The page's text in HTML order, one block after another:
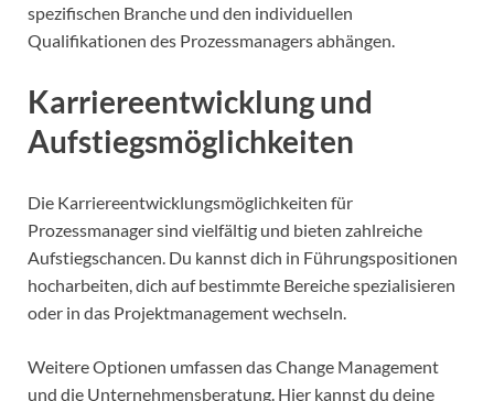
spezifischen Branche und den individuellen
Qualifikationen des Prozessmanagers abhängen.
Karriereentwicklung und
Aufstiegsmöglichkeiten
Die Karriereentwicklungsmöglichkeiten für
Prozessmanager sind vielfältig und bieten zahlreiche
Aufstiegschancen. Du kannst dich in Führungspositionen
hocharbeiten, dich auf bestimmte Bereiche spezialisieren
oder in das Projektmanagement wechseln.
Weitere Optionen umfassen das Change Management
und die Unternehmensberatung. Hier kannst du deine